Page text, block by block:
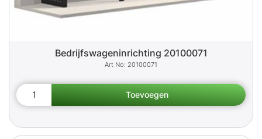
Bedrijfswageninrichting 20100071
20100071